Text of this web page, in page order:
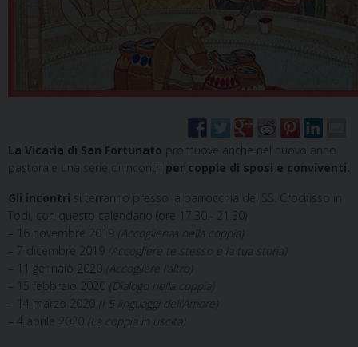
La Vicaria di San Fortunato promuove anche nel nuovo anno
pastorale una serie di incontri per coppie di sposi e conviventi.
Gli incontri si terranno presso la parrocchia del SS. Crocifisso in
Todi, con questo calendario (ore 17.30.- 21.30)
– 16 novembre 2019
(Accoglienza nella coppia)
– 7 dicembre 2019
– 11 gennaio 2020
– 15 febbraio 2020
– 14 marzo 2020
– 4 aprile 2020